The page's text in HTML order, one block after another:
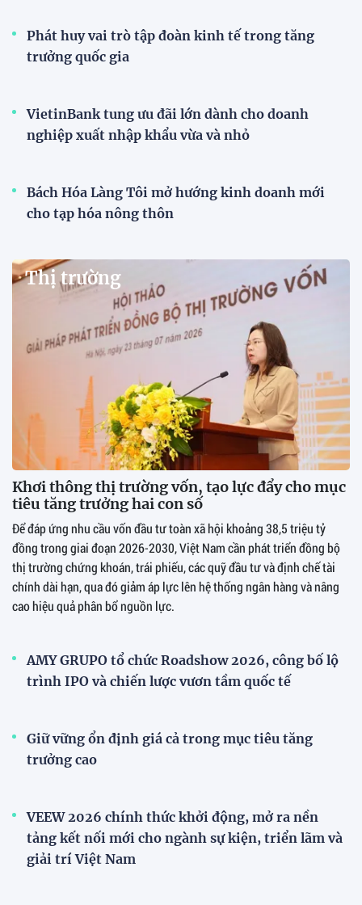
Phát huy vai trò tập đoàn kinh tế trong tăng
trưởng quốc gia
VietinBank tung ưu đãi lớn dành cho doanh
nghiệp xuất nhập khẩu vừa và nhỏ
Bách Hóa Làng Tôi mở hướng kinh doanh mới
cho tạp hóa nông thôn
Thị trường
Khơi thông thị trường vốn, tạo lực đẩy cho mục
tiêu tăng trưởng hai con số
Để đáp ứng nhu cầu vốn đầu tư toàn xã hội khoảng 38,5 triệu tỷ
đồng trong giai đoạn 2026-2030, Việt Nam cần phát triển đồng bộ
thị trường chứng khoán, trái phiếu, các quỹ đầu tư và định chế tài
chính dài hạn, qua đó giảm áp lực lên hệ thống ngân hàng và nâng
cao hiệu quả phân bổ nguồn lực.
AMY GRUPO tổ chức Roadshow 2026, công bố lộ
trình IPO và chiến lược vươn tầm quốc tế
Giữ vững ổn định giá cả trong mục tiêu tăng
trưởng cao
VEEW 2026 chính thức khởi động, mở ra nền
tảng kết nối mới cho ngành sự kiện, triển lãm và
giải trí Việt Nam